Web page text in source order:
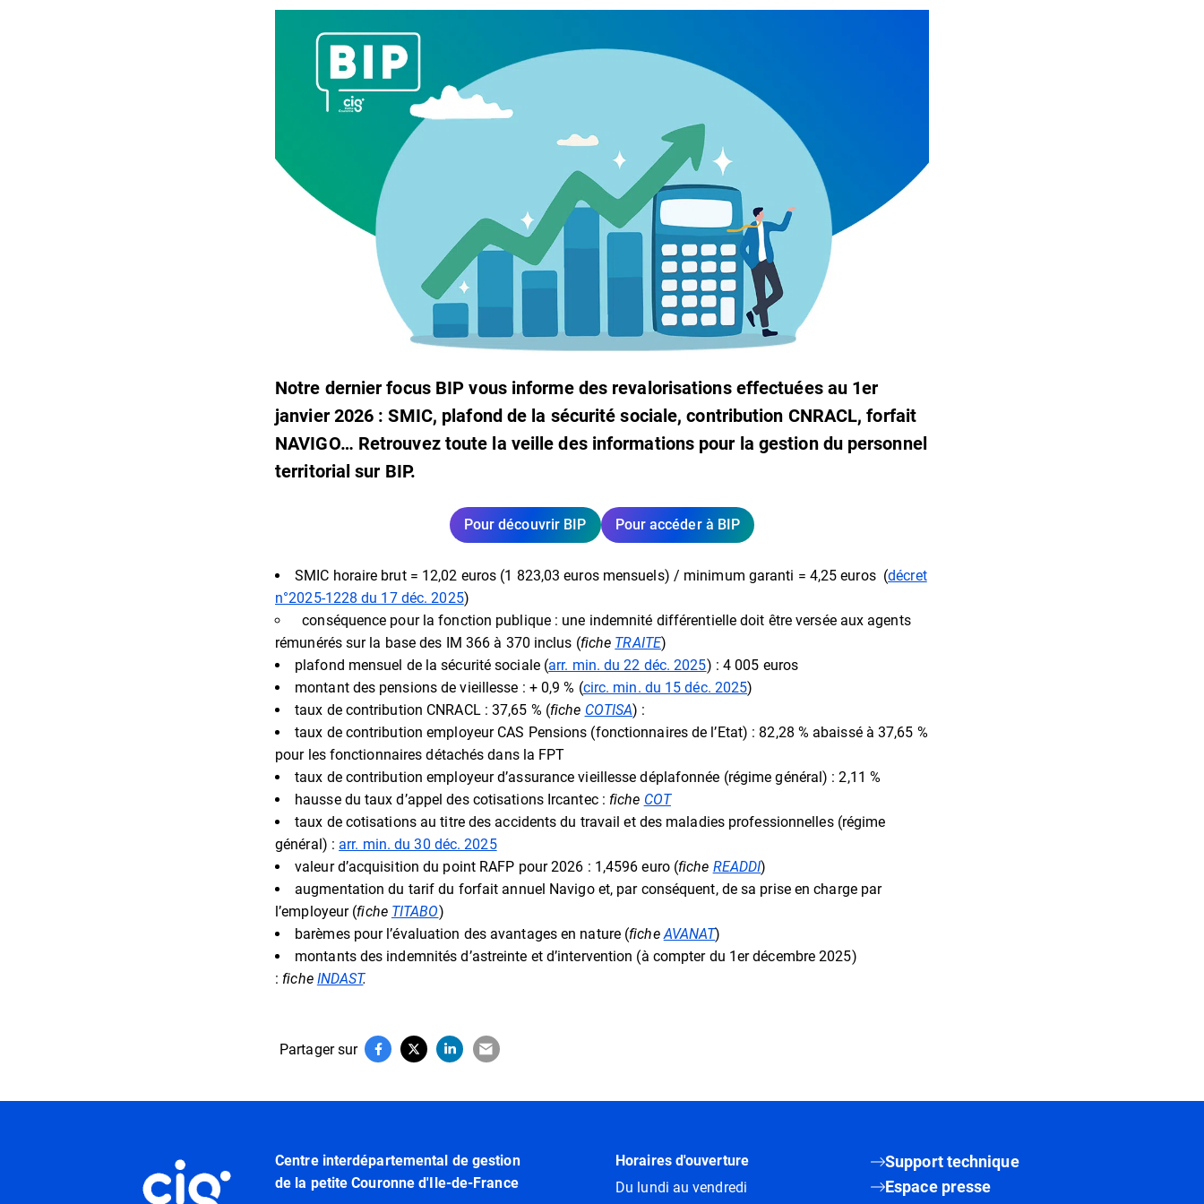
Notre dernier focus BIP vous informe des revalorisations effectuées au 1er
janvier 2026 : SMIC, plafond de la sécurité sociale, contribution CNRACL, forfait
NAVIGO… Retrouvez toute la veille des informations pour la gestion du personnel
territorial sur BIP.
Pour découvrir BIP Pour accéder à BIP
SMIC horaire brut = 12,02 euros (1 823,03 euros mensuels) / minimum garanti = 4,25 euros (décret
n°2025-1228 du 17 déc. 2025)
‎ ‎ ‎conséquence pour la fonction publique : une indemnité différentielle doit être versée aux agents
rémunérés sur la base des IM 366 à 370 inclus (fiche TRAITE)
plafond mensuel de la sécurité sociale (arr. min. du 22 déc. 2025) : 4 005 euros
montant des pensions de vieillesse : + 0,9 % (circ. min. du 15 déc. 2025)
taux de contribution CNRACL : 37,65 % (fiche COTISA) :
taux de contribution employeur CAS Pensions (fonctionnaires de l’Etat) : 82,28 % abaissé à 37,65 %
pour les fonctionnaires détachés dans la FPT
taux de contribution employeur d’assurance vieillesse déplafonnée (régime général) : 2,11 %
hausse du taux d’appel des cotisations Ircantec : fiche COT
taux de cotisations au titre des accidents du travail et des maladies professionnelles (régime
général) : arr. min. du 30 déc. 2025
valeur d’acquisition du point RAFP pour 2026 : 1,4596 euro (fiche READDI)
augmentation du tarif du forfait annuel Navigo et, par conséquent, de sa prise en charge par
l’employeur (fiche TITABO)
barèmes pour l’évaluation des avantages en nature (ficheAVANAT)
montants des indemnités d’astreinte et d’intervention (à compter du 1er décembre 2025)
: fiche INDAST.
Partager sur Partager sur Facebook
(ouverture dans un nouvel onglet)
Partager sur X (Twitter)
(ouverture dans un nouvel onglet)
Partager sur LinkedIn
(ouverture dans un nouvel onglet)
Partager par e-mail
(ouverture dans un nouvel onglet)
Informations utiles
Centre interdépartemental de gestion
de la petite Couronne d'Ile-de-France
Horaires d'ouverture
Du lundi au vendredi
Support technique
Espace presse